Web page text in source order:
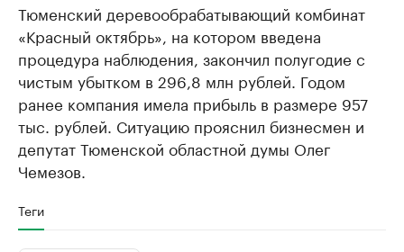
Тюменский деревообрабатывающий комбинат
«Красный октябрь», на котором введена
процедура наблюдения, закончил полугодие с
чистым убытком в 296,8 млн рублей. Годом
ранее компания имела прибыль в размере 957
тыс. рублей. Ситуацию прояснил бизнесмен и
депутат Тюменской областной думы Олег
Чемезов.
Теги